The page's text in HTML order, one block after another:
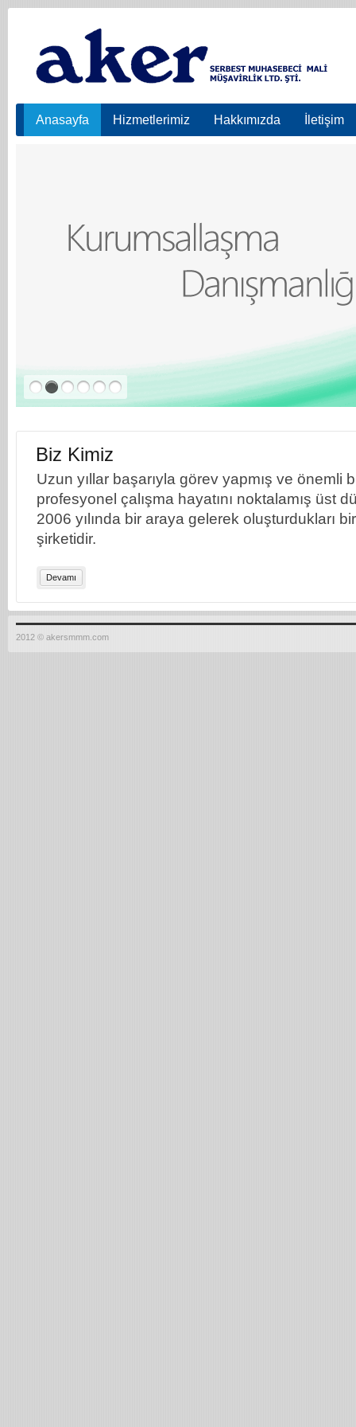
Anasayfa Hizmetlerimiz Hakkımızda İletişim
Biz Kimiz
Uzun yıllar başarıyla görev yapmış ve önemli
profesyonel çalışma hayatını noktalamış üst
2006 yılında bir araya gelerek oluşturdukları
şirketidir.
Devamı
2012 © akersmmm.com